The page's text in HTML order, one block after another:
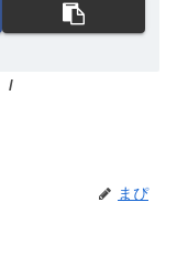
まぴ